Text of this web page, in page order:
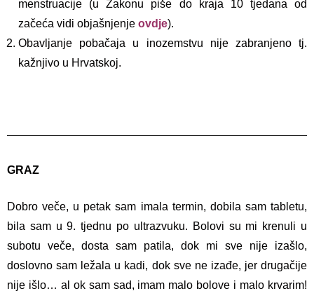
menstruacije (u Zakonu piše do kraja 10 tjedana od
začeća vidi objašnjenje ovdje).
Obavljanje pobačaja u inozemstvu nije zabranjeno tj.
kažnjivo u Hrvatskoj.
GRAZ
Dobro veče, u petak sam imala termin, dobila sam tabletu,
bila sam u 9. tjednu po ultrazvuku. Bolovi su mi krenuli u
subotu veče, dosta sam patila, dok mi sve nije izašlo,
doslovno sam ležala u kadi, dok sve ne izađe, jer drugačije
nije išlo… al ok sam sad, imam malo bolove i malo krvarim!